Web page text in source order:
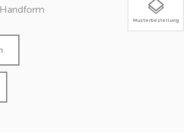
Musterbestellung
Handform